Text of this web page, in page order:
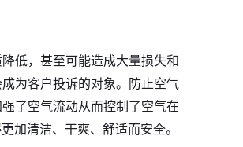
低，甚至可能造成大量损失和
为客户投诉的对象。防止空气
了空气流动从而控制了空气在
加清洁、干爽、舒适而安全。